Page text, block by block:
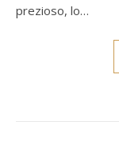
prezioso, lo…